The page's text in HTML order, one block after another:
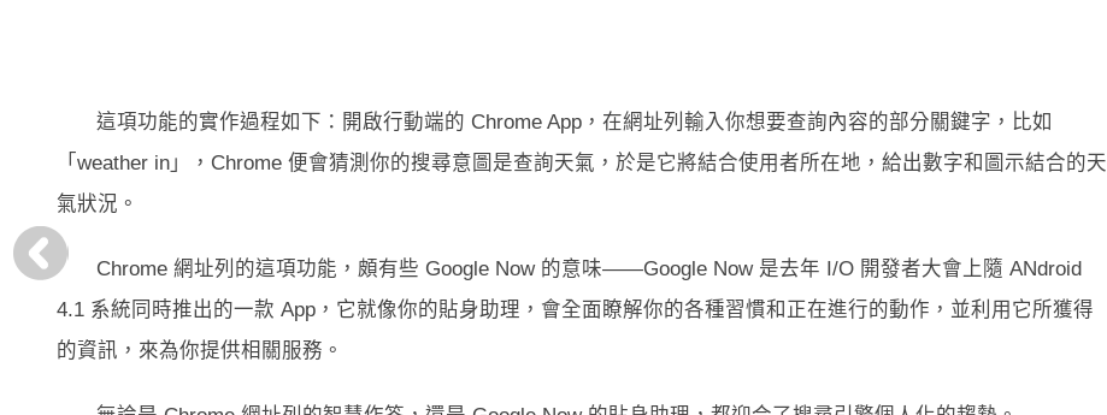
這項功能的實作過程如下：開啟行動端的 Chrome App，在網址列輸入你想要查詢內容的部分關鍵字，比如
「weather in」，Chrome 便會猜測你的搜尋意圖是查詢天氣，於是它將結合使用者所在地，給出數字和圖示結合的天
氣狀況。
Chrome 網址列的這項功能，頗有些 Google Now 的意味——Google Now 是去年 I/O 開發者大會上隨 ANdroid
4.1 系統同時推出的一款 App，它就像你的貼身助理，會全面瞭解你的各種習慣和正在進行的動作，並利用它所獲得
的資訊，來為你提供相關服務。